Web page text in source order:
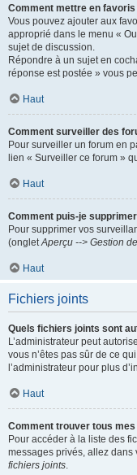
Comment mettre en
Vous pouvez ajouter aux
approprié dans le menu «
sujet de discussion.
Répondre à un sujet en
réponse est postée » vous
Haut
Comment surveiller des
Pour surveiller un forum en
lien « Surveiller ce forum »
Haut
Comment puis-je
Pour supprimer vos
(ongletAperçu --> Gestion
Haut
Fichiers joints
Quels fichiers joints sont
L’administrateur peut
vous n’êtes pas sûr de ce
l’administrateur pour plus
Haut
Comment trouver tous
Pour accéder à la liste des
messages privés, allez dans
fichiers joints.